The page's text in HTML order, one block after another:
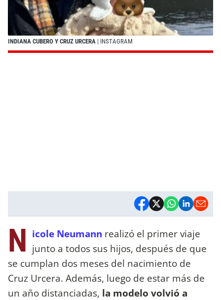
INDIANA CUBERO Y CRUZ URCERA | INSTAGRAM
N icole Neumann realizó el primer viaje
junto a todos sus hijos, después de que
se cumplan dos meses del nacimiento de
Cruz Urcera. Además, luego de estar más de
un año distanciadas, la modelo volvió a